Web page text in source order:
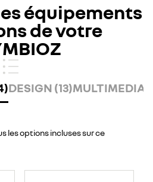
équipements
de votre
DESIGN (13)MULTIMEDIA
les options incluses sur ce